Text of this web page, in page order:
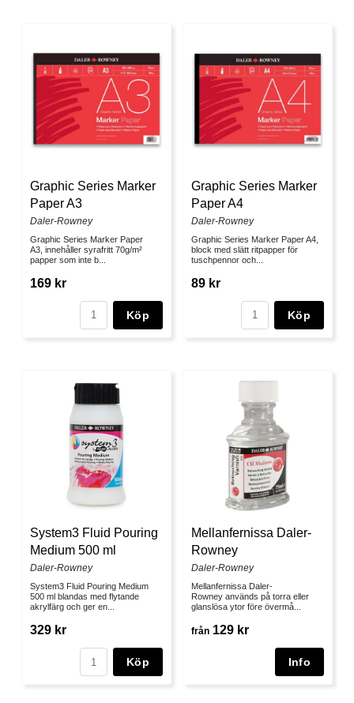
Graphic Series Marker
Paper A3
Daler-Rowney
Graphic Series Marker Paper
A3, innehåller syrafritt 70g/m²
papper som inte b...
169 kr
Köp
Graphic Series Marker
Paper A4
Daler-Rowney
Graphic Series Marker Paper A4,
block med slätt ritpapper för
tuschpennor och...
89 kr
Köp
System3 Fluid Pouring
Medium 500 ml
Daler-Rowney
System3 Fluid Pouring Medium
500 ml blandas med flytande
akrylfärg och ger en...
329 kr
Köp
Mellanfernissa Daler-
Rowney
Daler-Rowney
Mellanfernissa Daler-
Rowney används på torra eller
glanslösa ytor före övermå...
från 129 kr